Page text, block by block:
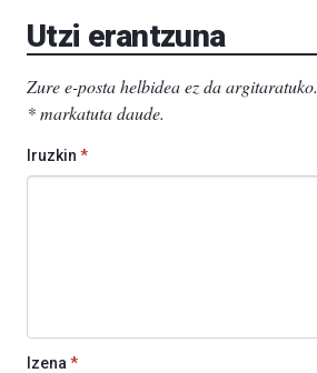
Utzi erantzuna
Zure e-posta helbidea ez da argitaratuko.
*markatuta daude.
Iruzkin *
Izena*